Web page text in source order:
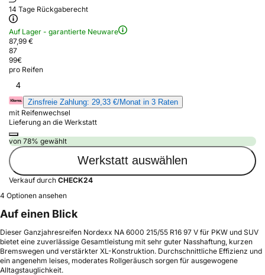
14 Tage Rückgaberecht
Auf Lager - garantierte Neuware
87,99 €
87
99€
pro Reifen
4
Zinsfreie Zahlung: 29,33 €/Monat in 3 Raten
mit Reifenwechsel
Lieferung an die Werkstatt
von 78% gewählt
Werkstatt auswählen
Verkauf durch CHECK24
4 Optionen ansehen
Auf einen Blick
Dieser Ganzjahresreifen Nordexx NA 6000 215/55 R16 97 V für PKW und SUV
bietet eine zuverlässige Gesamtleistung mit sehr guter Nasshaftung, kurzen
Bremswegen und verstärkter XL-Konstruktion. Durchschnittliche Effizienz und
ein angenehm leises, moderates Rollgeräusch sorgen für ausgewogene
Alltagstauglichkeit.